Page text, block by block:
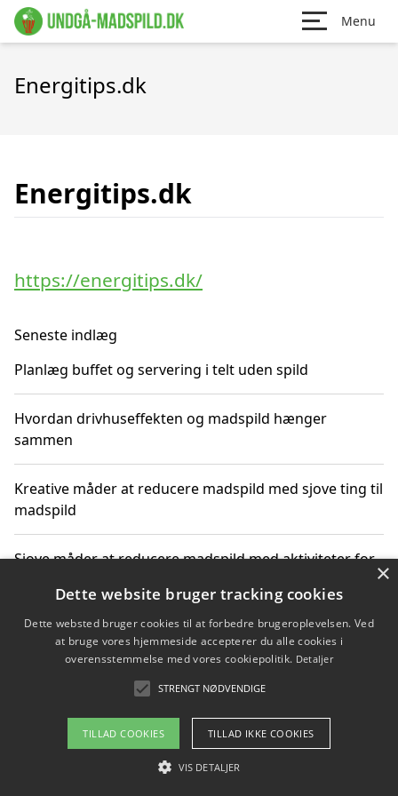
Menu
Energitips.dk
Energitips.dk
https://energitips.dk/
Seneste indlæg
Planlæg buffet og servering i telt uden spild
Hvordan drivhuseffekten og madspild hænger
sammen
Kreative måder at reducere madspild med sjove ting til
madspild
Sjove måder at reducere madspild med aktiviteter for
Hvor finder jeg nemme måltidskasser i Vejle
Om / kontakt
Blog Betingelser
×
Dette website bruger tracking cookies
Dette websted bruger cookies til at forbedre brugeroplevelsen. Ved
at bruge vores hjemmeside accepterer du alle cookies i
overensstemmelse med vores cookiepolitik. Detaljer
STRENGT NØDVENDIGE
TILLAD COOKIES TILLAD IKKE COOKIES
VIS DETALJER